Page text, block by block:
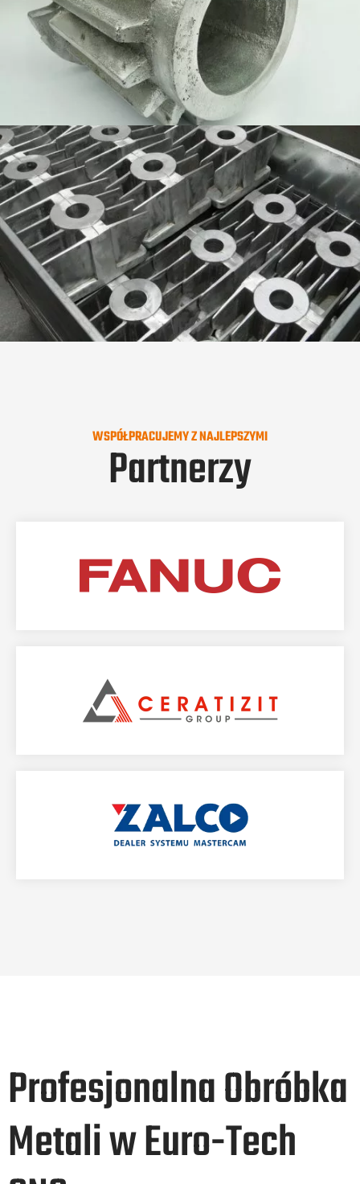
WSPÓŁPRACUJEMY Z NAJLEPSZYMI
Partnerzy
Profesjonalna Obróbka
Metali w Euro-Tech